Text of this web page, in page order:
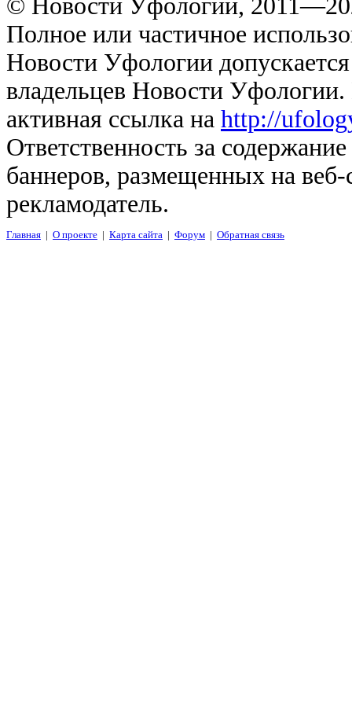
© Новости Уфологии,
Полное или частичное
Новости Уфологии
владельцев Новости
активная ссылка на http://
Ответственность за
баннеров, размещенных на
рекламодатель.
Главная | О проекте | Карта сайта | Форум | Обратная связь